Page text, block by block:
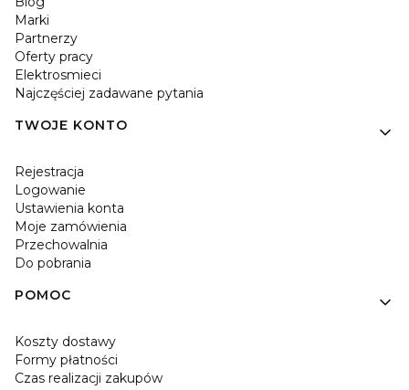
Marki
Partnerzy
Oferty pracy
Elektrosmieci
Najczęściej zadawane pytania
TWOJE KONTO
Rejestracja
Logowanie
Ustawienia konta
Moje zamówienia
Przechowalnia
Do pobrania
POMOC
Koszty dostawy
Formy płatności
Czas realizacji zakupów